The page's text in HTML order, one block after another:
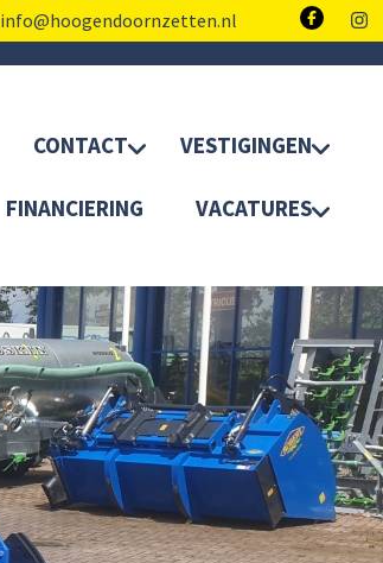
info@hoogendoornzetten.nl
CONTACT VESTIGINGEN
FINANCIERING VACATURES